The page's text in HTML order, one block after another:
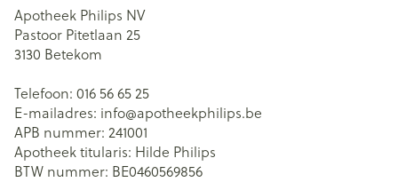
Apotheek Philips NV
Pastoor Pitetlaan 25
3130 Betekom
Telefoon: 016 56 65 25
E-mailadres: info@apotheekphilips.be
APB nummer: 241001
Apotheek titularis: Hilde Philips
BTW nummer: BE0460569856